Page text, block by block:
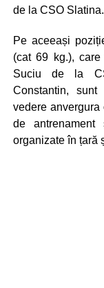
de la CSO Slatina.
Pe aceeași
(cat 69 kg.),
Suciu de la
Constantin,
vedere
de
organizate în țară